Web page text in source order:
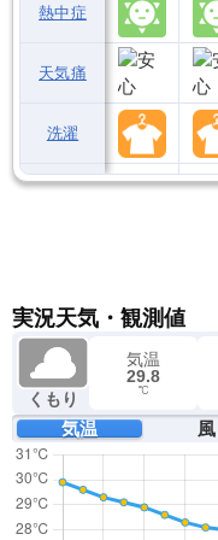
熱中症
天気痛
洗濯
実況天気・観測値
くもり
気温
29.8
℃
気温 風